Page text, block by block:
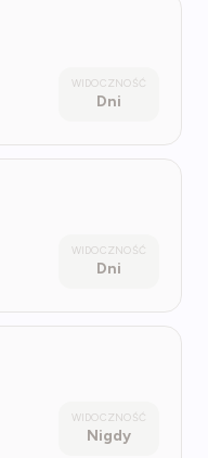
WIDOCZNOŚĆ
Dni
WIDOCZNOŚĆ
Dni
WIDOCZNOŚĆ
Nigdy